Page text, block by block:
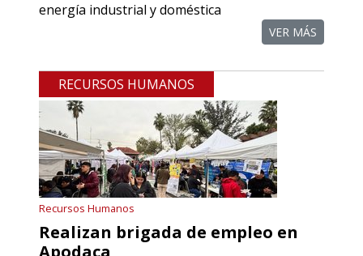
REFACCIONES PARA
Especificaciones:
Requisitos: Otorgar condiciones de
crédito acordes a las políticas del
grupo, contar con instalaciones
cercanas a la región y otorgar
referencias comerciales.
Aplicar al Requerimiento
energía industrial y doméstica
VER MÁS
RECURSOS HUMANOS
Recursos Humanos
Realizan brigada de empleo en